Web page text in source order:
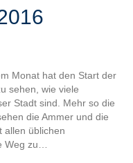
Monat hat den Start der
sehen, wie viele
Stadt sind. Mehr so ​​die
die Ammer und die
allen üblichen
Weg zu…